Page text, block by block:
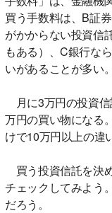
買う手数料は、B証
がかからない投資信
もある）、C銀行な
いがあることが多い。
月に3万円の投資
万円の買い物になる
けで10万円以上の違
買う投資信託を決
チェックしてみよう
だろう。